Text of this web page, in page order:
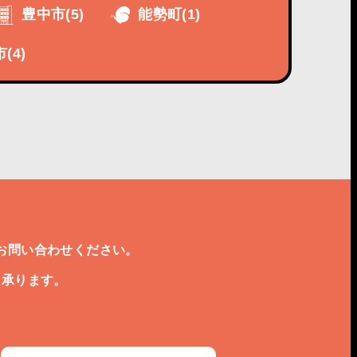
豊中市(5) 能勢町(1)
(4)
い合わせください。
ります。